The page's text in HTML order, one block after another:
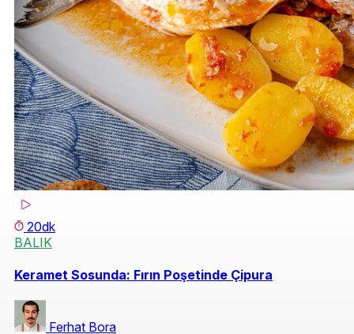
20dk
BALIK
Keramet Sosunda: Fırın Poşetinde Çipura
Ferhat Bora